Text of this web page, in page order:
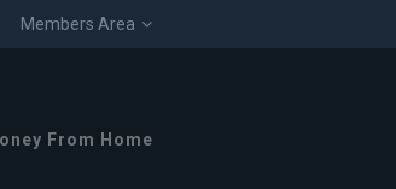
Members Area
From Home